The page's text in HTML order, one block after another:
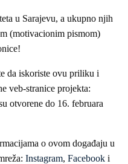
u Sarajevu, a ukupno njih
(motivacionim pismom)
da iskoriste ovu priliku i
veb-stranice projekta:
otvorene do 16. februara
o ovom događaju u
Instagram, Facebook i